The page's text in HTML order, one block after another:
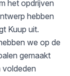
het opdrijven
hebben
Kuup uit.
we op de
gemaakt
voldeden